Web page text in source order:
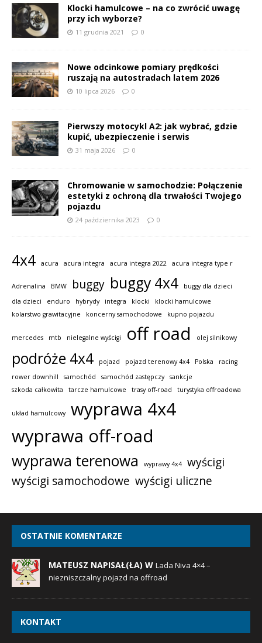
Klocki hamulcowe – na co zwrócić uwagę
przy ich wyborze?
11 grudnia 2021 0
Nowe odcinkowe pomiary prędkości
ruszają na autostradach latem 2026
10 lipca 2026 0
Pierwszy motocykl A2: jak wybrać, gdzie
kupić, ubezpieczenie i serwis
31 maja 2026 0
Chromowanie w samochodzie: Połączenie
estetyki z ochroną dla trwałości Twojego
pojazdu
24 października 2023 0
4x4 acura acura integra acura integra 2022 acura integra type r
Adrenalina BMW buggy buggy 4x4
buggy dla dzieci
dla dzieci
enduro hybrydy integra klocki
klocki hamulcowe
kolarstwo grawitacyjne
koncerny samochodowe kupno pojazdu
mercedes mtb nielegalne wyścigi off road olej silnikowy
podróże 4x4 pojazd pojazd terenowy 4x4 Polska
racing
rower downhill
samochód samochód zastępczy
sankcje
szkoda całkowita
tarcze hamulcowe trasy off-road turystyka offroadowa
układ hamulcowy
wyprawa 4x4
wyprawa off-road
wyprawa terenowa wyprawy 4x4
wyścigi
wyścigi samochodowe wyścigi uliczne
OSTATNIE KOMENTARZE
MATEUSZ NAPISAŁ(ŁA) W Lada Niva 4×4 –
niezniszczalny pojazd na offroad
KONTAKT